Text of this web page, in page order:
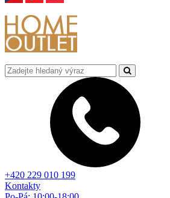
+420 229 010 199
Kontakty